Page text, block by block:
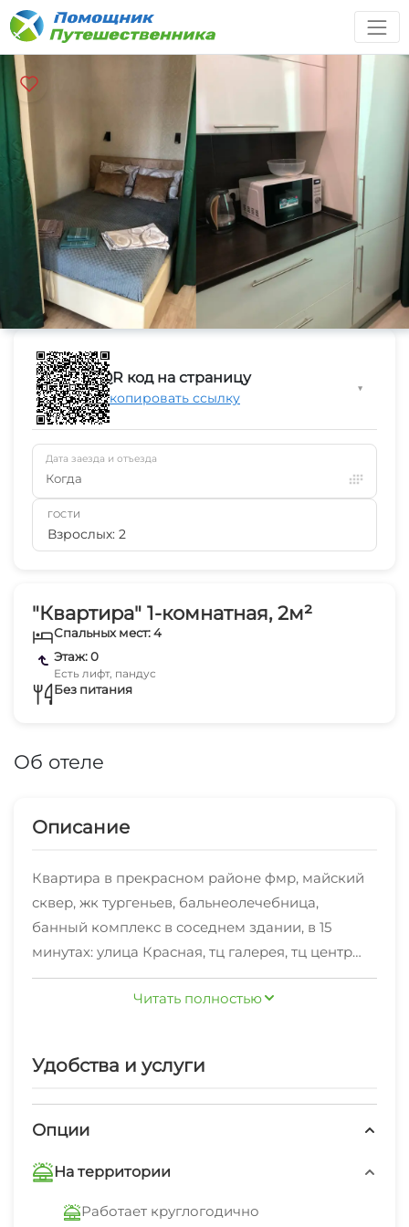
"Квартира" 1-комнатная, 2м²
Спальных мест: 4
Этаж: 0
Есть лифт, пандус
Без питания
Об отеле
Описание
Квартира в прекрасном районе фмр, майский
сквер, жк тургеньев, бальнеолечебница,
банный комплекс в соседнем здании, в 15
минутах: улица Красная, тц галерея, тц центр
города, в шаговой доступности все
необходимые магазины, рестораны и кафе на
транспорта во все направления и много
ремонтом, закрытый двор с детской и
Читать полностью
Удобства и услуги
Опции
На территории
Работает круглогодично
QR код на страницу
Скопировать ссылку
▼
Дата заезда и отъезда
Когда
ГОСТИ
Взрослых: 2